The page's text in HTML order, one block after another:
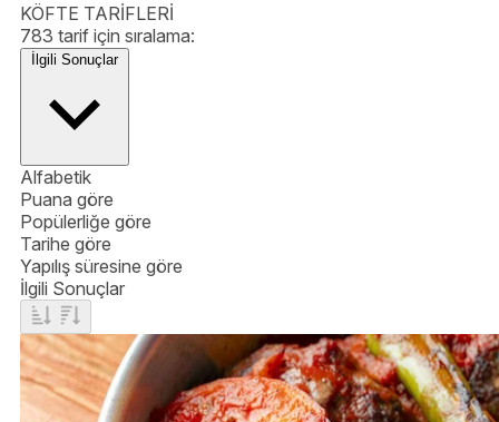
KÖFTE TARİFLERİ
783 tarif için sıralama:
İlgili Sonuçlar
Alfabetik
Puana göre
Popülerliğe göre
Tarihe göre
Yapılış süresine göre
İlgili Sonuçlar